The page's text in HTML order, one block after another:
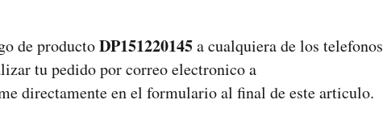
de productoDP151220145a cualquiera de los telefonos
tu pedido por correo electronico a
directamente en el formulario al final de este articulo.